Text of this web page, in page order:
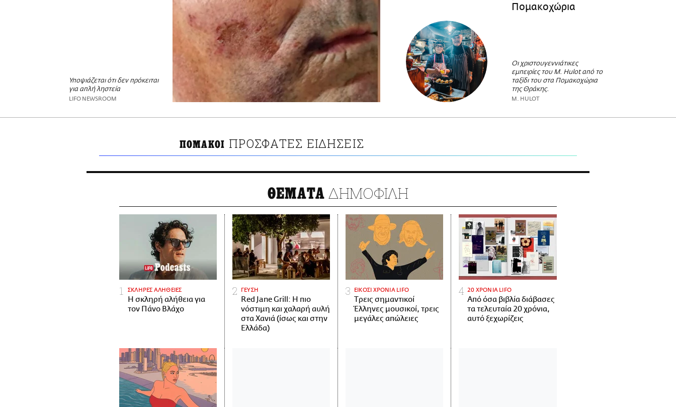
Υποψιάζεται ότι δεν πρόκειται
για απλή ληστεία
LIFO NEWSROOM
Πομακοχώρια
Οι χριστουγεννιάτικες
εμπειρίες του M. Hulot από το
ταξίδι του στα Πομακοχώρια
της Θράκης.
M. HULOT
ΠΟΜΑΚΟΙ ΠΡΟΣΦΑΤΕΣ ΕΙΔΗΣΕΙΣ
ΘΕΜΑΤΑ ΔΗΜΟΦΙΛΗ
ΣΚΛΗΡΕΣ ΑΛΗΘΕΙΕΣ
H σκληρή αλήθεια για
τον Πάνο Βλάχο
ΓΕΥΣΗ
Red Jane Grill: Η πιο
νόστιμη και χαλαρή αυλή
στα Χανιά (ίσως και στην
Ελλάδα)
ΕΙΚΟΣΙ ΧΡΟΝΙΑ LIFO
Tρεις σημαντικοί
Έλληνες μουσικοί, τρεις
μεγάλες απώλειες
20 ΧΡΟΝΙΑ LIFO
Από όσα βιβλία διάβασες
τα τελευταία 20 χρόνια,
αυτό ξεχωρίζεις